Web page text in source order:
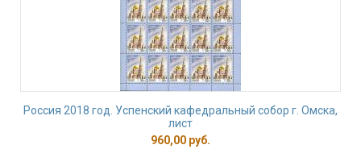
Россия 2018 год. Успенский кафедральный собор г. Омска,
лист
960,00 руб.